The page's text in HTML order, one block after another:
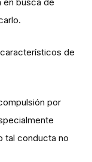
de
por
tal conducta no